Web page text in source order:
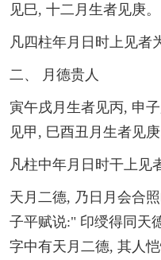
见巳, 十二月生者见庚。
凡四柱年月日时上见者
二、 月德贵人
寅午戌月生者见丙, 申
见甲, 巳酉丑月生者见
凡柱中年月日时干上见
天月二德, 乃日月会合
子平赋说:" 印绶得同天
字中有天月二德, 其人